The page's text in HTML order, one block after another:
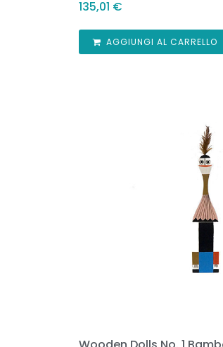
135,01 €
AGGIUNGI AL CARRELLO